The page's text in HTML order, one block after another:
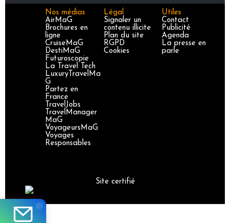
Nos médias
AirMaG
Brochures en
ligne
CruiseMaG
DestiMaG
Futuroscopie
La Travel Tech
LuxuryTravelMa
G
Partez en
France
TravelJobs
TravelManager
MaG
VoyageursMaG
Voyages
Responsables
Légal
Signaler un
contenu illicite
Plan du site
RGPD
Cookies
Utiles
Contact
Publicité
Agenda
La presse en
parle
Site certifié